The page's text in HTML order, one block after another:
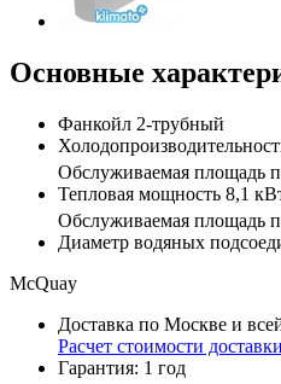
Основные
Фанкойл 2-трубный
Обслуживаемая площадь
Тепловая мощность 8,1
Обслуживаемая площадь
Диаметр водяных
McQuay
Доставка по Москве и
Расчет стоимости доставки
Гарантия: 1 год